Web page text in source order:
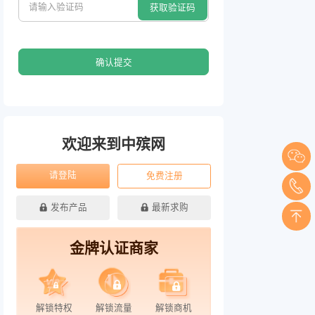
确认提交
欢迎来到中殡网
请登陆 免费注册
发布产品 最新求购
金牌认证商家
解锁特权 解锁流量 解锁商机